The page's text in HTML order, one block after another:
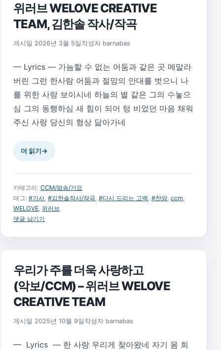
위러브 WELOVE CREATIVE
TEAM, 김한솔 작사/작곡
게시일 2026년 3월 5일 작성자 barnabas
— Lyrics — 가늠할 수 없는 어둠과 같은 곳 메말라
버린 그런 한사람 어둠과 절망의 안대를 벗으니 나
를 위한 사랑 보이시네 하늘의 별 같은 그의 수놓으
심 그의 동행하심 새 힘이 되어 텅 비었던 마음 채워
주신 사랑 당신의 형상 닮아가네
더 읽기→
카테고리: CCM/팝송/가요
태그: #가사, #김한솔작사/작곡, #다시 드리는 고백, #찬양, ccm,
WELOVE, 위러브
댓글 남기기
우리가 주를 더욱 사랑하고
(악보/CCM) – 위러브 WELOVE
CREATIVE TEAM
게시일 2025년 10월 9일 2025년 11월 17일
작성자 barnabas
— Lyrics — 한 사랑 우리게 찾아왔네 자기 몸 희